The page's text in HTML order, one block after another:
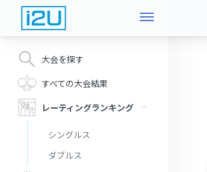
大会を探す
すべての大会結果
レーティングランキング
シングルス
ダブルス